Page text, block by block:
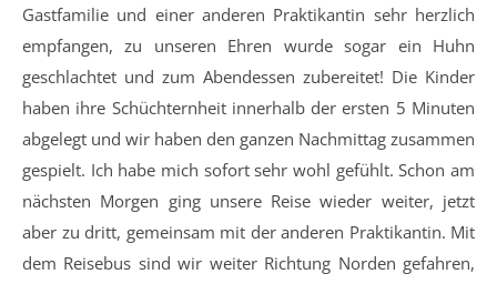
Gastfamilie und einer anderen Praktikantin sehr herzlich
empfangen, zu unseren Ehren wurde sogar ein Huhn
geschlachtet und zum Abendessen zubereitet! Die Kinder
haben ihre Schüchternheit innerhalb der ersten 5 Minuten
abgelegt und wir haben den ganzen Nachmittag zusammen
gespielt. Ich habe mich sofort sehr wohl gefühlt. Schon am
nächsten Morgen ging unsere Reise wieder weiter, jetzt
aber zu dritt, gemeinsam mit der anderen Praktikantin. Mit
dem Reisebus sind wir weiter Richtung Norden gefahren,